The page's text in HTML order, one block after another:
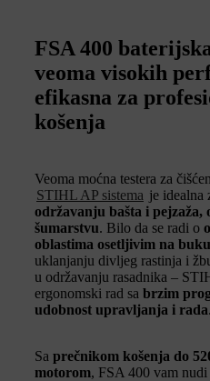
FSA 400
veoma visokih
efikasna za
košenja
Veoma moćna testera za
STIHL AP sistema je idealna
održavanju bašta i pejzaža,
šumarstvu. Bilo da se radi o
oblastima osetljivim na buku
uklanjanju divljeg rastinja i
u održavanju rasadnika –
ergonomski rad sa brzim
udobnost upravljanja i rada.
Sa prečnikom košenja do
motorom, FSA 400 vam